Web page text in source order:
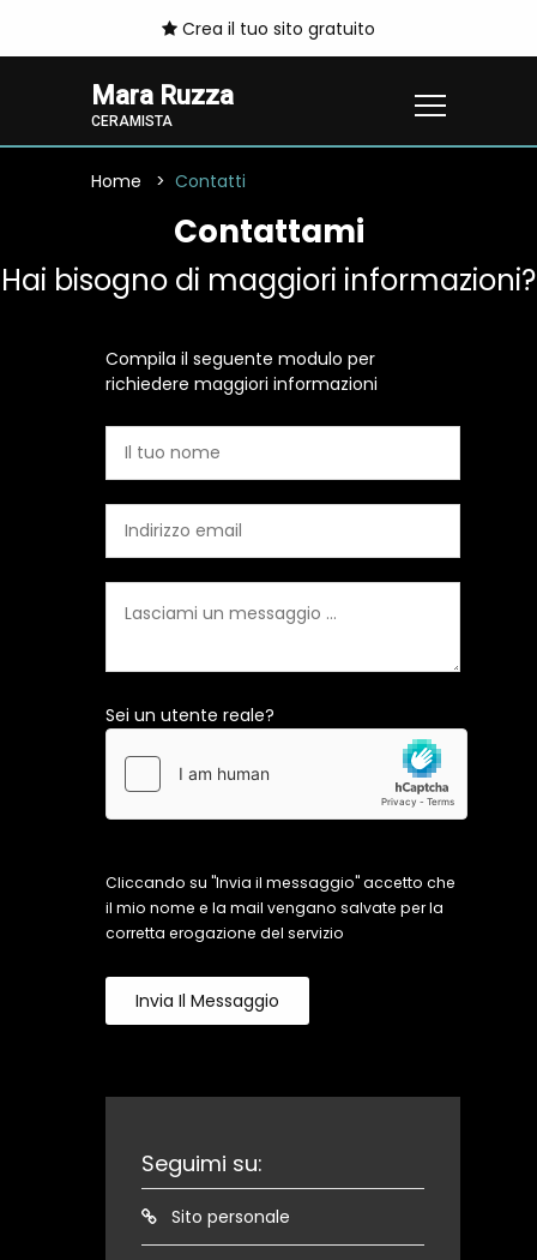
Crea il tuo sito gratuito
Mara Ruzza
CERAMISTA
Home Contatti
Contattami
Hai bisogno di maggiori informazioni?
Compila il seguente modulo per
richiedere maggiori informazioni
Sei un utente reale?
Cliccando su "Invia il messaggio" accetto che
il mio nome e la mail vengano salvate per la
corretta erogazione del servizio
Invia Il Messaggio
Seguimi su:
Sito personale